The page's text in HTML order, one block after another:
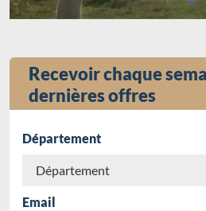
Recevoir chaque
dernières offres
Département
Email